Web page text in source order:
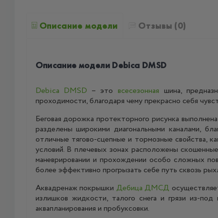
Описание модели Отзывы (0)
Описание модели Debica DMSD
Debica DMSD – это всесезонная шина,
проходимости, благодаря чему прекрасно себя
Беговая дорожка протекторного рисунка
разделены широкими диагональными каналами,
отличные тягово-сцепные и тормозные свойства,
условий. В плечевых зонах расположены
маневрировании и прохождении особо сложных
более эффективно прогрызать себе путь сквозь
Аквадренаж покрышки Дебица ДМСД
излишков жидкости, талого снега и грязи из-
аквапланирования и пробуксовки.